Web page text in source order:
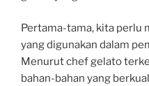
Pertama-tama, kita perlu
yang digunakan dalam
Menurut chef gelato
bahan-bahan yang